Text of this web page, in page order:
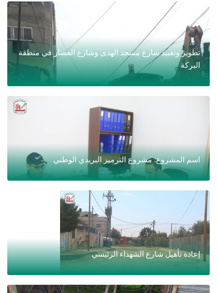
تطوير وتعبيد شارع مسجد الهدى وشارع العصار في منطقة
البركة
اسم المشروع: مشروع الترميز البريدي الوطني
إعادة تأهيل شارع الشهداء الرئيسي